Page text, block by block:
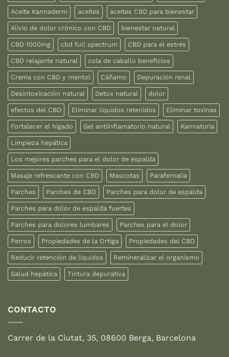
Aceite Kannaderm aceites aceites CBD para bienestar
Alivio de dolor crónico con CBD bienestar natural
CBD 1000mg cbd full spectrum CBD para el estrés
CBD relajante natural cola de caballo beneficios
Crema con CBD y mentol Cáñamo Depuración renal
Desintoxicación natural Detox natural dolor
efectos del CBD Eliminar líquidos retenidos Eliminar toxinas
Fortalecer el hígado Gel antiinflamatorio natural Kannatoria
Limpieza hepática
Los mejores parches para el dolor de espalda
Masaje refrescante con CBD Mascotas Parafernalia
Parches Parches de CBD Parches para dolor de espalda
Parches para dolor de espalda fuertes
Parches para dolores lumbares Parches para el dolor
Perros Propiedades de la Ortiga Propiedades del CBD
Reducir retención de líquidos Remineralizar el organismo
Salud hepática Tintura depurativa
CONTACTO
Carrer de la Ciutat, 35, 08600 Berga, Barcelona